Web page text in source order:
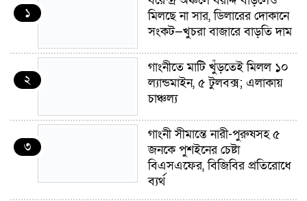
১
মিলছে না সার, ডিলারের দোকানে
সংকট—খুচরা বাজারে বাড়তি দাম
২
গাংনীতে মাটি খুঁড়তেই মিলল ১০
ল্যান্ডমাইন, ৫ টুলবক্স; এলাকায়
চাঞ্চল্য
৩
গাংনী সীমান্তে নারী-পুরুষসহ ৫
জনকে পুশইনের চেষ্টা
বিএসএফের, বিজিবির প্রতিরোধে
ব্যর্থ